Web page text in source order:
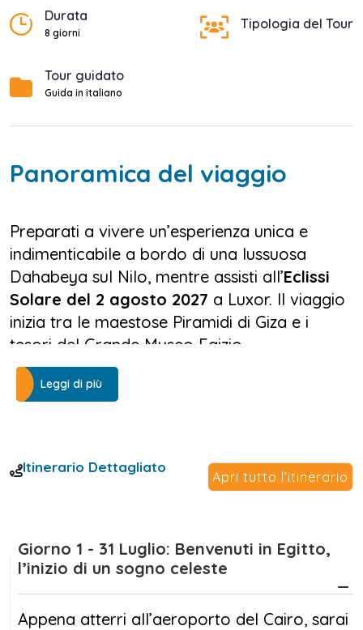
Durata
8 giorni
Tipologia del Tour
Tour guidato
Guida in italiano
Panoramica del viaggio
Preparati a vivere un’esperienza unica e
indimenticabile a bordo di una lussuosa
Dahabeya sul Nilo, mentre assisti all’Eclissi
Solare del 2 agosto 2027 a Luxor. Il viaggio
inizia tra le maestose Piramidi di Giza e i
tesori del Grande Museo Egizio,
immergendoti nella storia millenaria dei
faraoni, prima di volare verso Luxor, dove ti
scorrere del Nilo e la luce dorata del sole,
Eclissi Solare del 2 agosto 2027in
ipostile e i piloni del Tempio di Karnak si
fondono con le sfumature crepuscolari del
resterà scolpito nella memoria.
Leggi di più
Itinerario Dettagliato
Apri tutto l’itinerario
Giorno 1 - 31 Luglio: Benvenuti in Egitto,
l’inizio di un sogno celeste
Appena atterri all’aeroporto del Cairo, sarai